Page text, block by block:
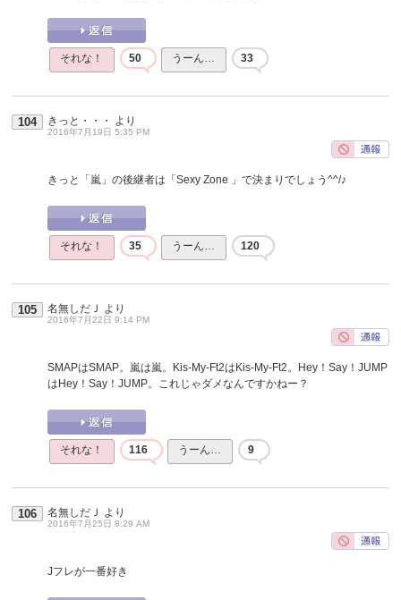
それな！ 50 うーん… 33
104 きっと・・・ より
2016年7月19日 5:35 PM
きっと「嵐」の後継者は「Sexy Zone 」で決まりでしょう^^/♪
それな！ 35 うーん… 120
105 名無しだＪ より
2016年7月22日 9:14 PM
SMAPはSMAP。嵐は嵐。Kis-My-Ft2はKis-My-Ft2。Hey！Say！JUMP
はHey！Say！JUMP。これじゃダメなんですかねー？
それな！ 116 うーん… 9
106 名無しだＪ より
2016年7月25日 8:29 AM
Jフレが一番好き